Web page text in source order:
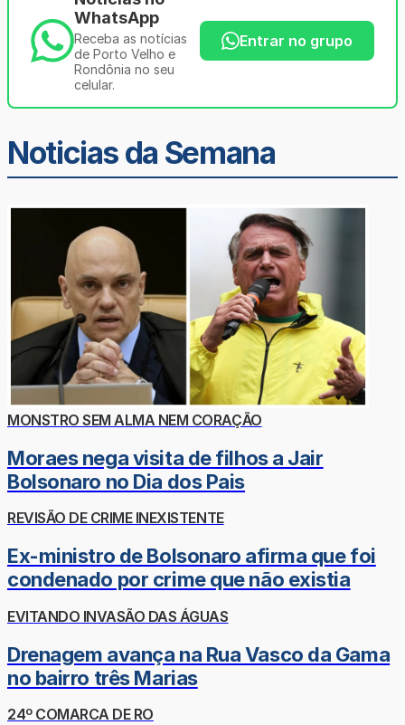
WhatsApp
Receba as notícias
de Porto Velho e
Rondônia no seu
celular.
Entrar no grupo
Noticias da Semana
MONSTRO SEM ALMA NEM CORAÇÃO
Moraes nega visita de filhos a Jair
Bolsonaro no Dia dos Pais
REVISÃO DE CRIME INEXISTENTE
Ex-ministro de Bolsonaro afirma que foi
condenado por crime que não existia
EVITANDO INVASÃO DAS ÁGUAS
Drenagem avança na Rua Vasco da Gama
no bairro três Marias
24º COMARCA DE RO